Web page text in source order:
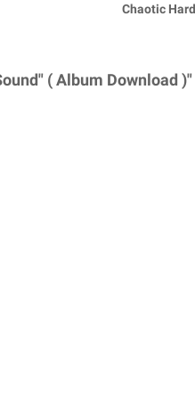
Chaotic
( Album Download )"